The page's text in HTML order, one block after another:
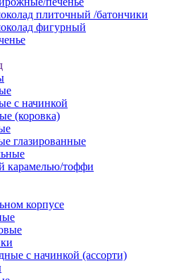
плиточный /батончики
фигурный
с начинкой
(коровка)
глазированные
карамелью/тоффи
корпусе
с начинкой (ассорти)